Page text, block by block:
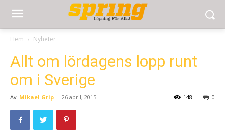
Hem Nyheter
Allt om lördagens lopp runt
om i Sverige
Av Mikael Grip - 26 april, 2015 0
148